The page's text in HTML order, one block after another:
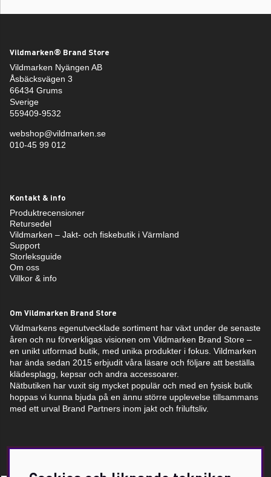
Vildmarken® Brand Store
Vildmarken Nyängen AB
Åsbäcksvägen 3
66434 Grums
Sverige
559409-9532
webshop@vildmarken.se
010-45 99 012
Kontakt & info
Produktrecensioner
Retursedel
Vildmarken – Jakt- och fiskebutik i Värmland
Support
Storleksguide
Om oss
Villkor & info
Om Vildmarken Brand Store
Vildmarkens egenutvecklade sortiment har växt under de senaste
åren och nu förverkligas visionen om Vildmarken Brand Store –
en unikt utformad butik, med unika produkter i fokus. Vildmarken
har ända sedan 2015 erbjudit våra läsare och följare att beställa
klädesplagg, kepsar och andra accessoarer.
Nätbutiken har vuxit sig mycket populär och med en fysisk butik
hoppas vi kunna bjuda på en ännu större upplevelse tillsammans
med ett urval Brand Partners inom jakt och friluftsliv.